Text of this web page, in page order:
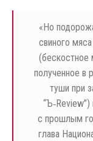
« Но
свиного
(бескостное
полученное в
туши при
с прошлым
глава